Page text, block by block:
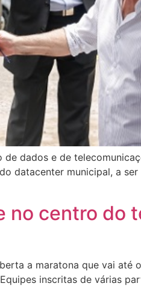
dados e de
datacenter municipal, a
no centro do
a maratona que vai até
inscritas de várias